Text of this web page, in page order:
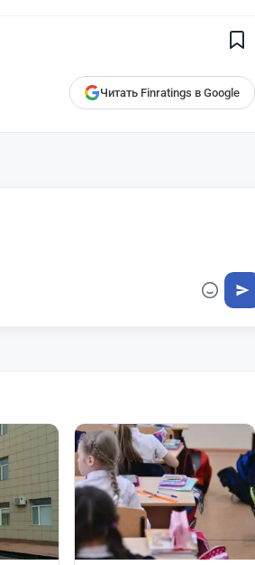
Читать Finratings в Google